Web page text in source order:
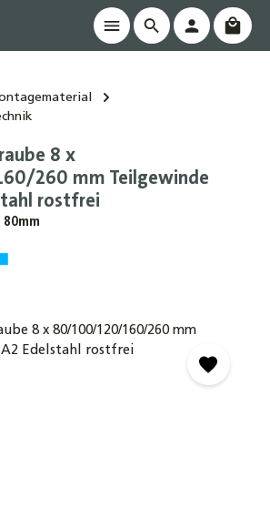
8 x
260 mm Teilgewinde
rostfrei
80mm